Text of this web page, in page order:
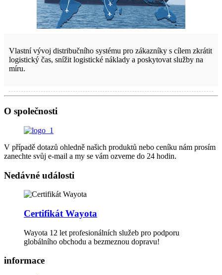
Vlastní vývoj distribučního systému pro zákazníky s cílem zkrátit
logistický čas, snížit logistické náklady a poskytovat služby na
míru.
O společnosti
V případě dotazů ohledně našich produktů nebo ceníku nám prosím
zanechte svůj e-mail a my se vám ozveme do 24 hodin.
Nedávné události
Certifikát Wayota
Wayota 12 let profesionálních služeb pro podporu
globálního obchodu a bezmeznou dopravu!
informace